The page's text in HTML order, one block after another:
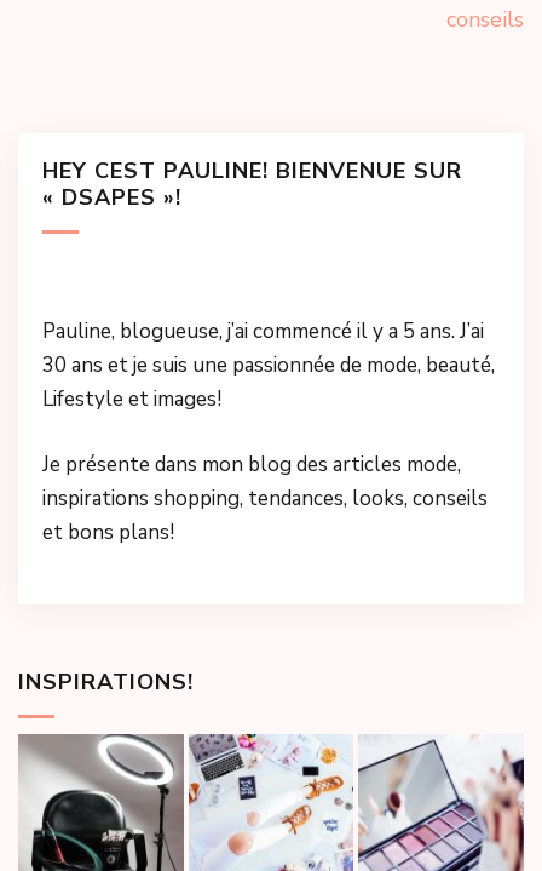
conseils
HEY CEST PAULINE! BIENVENUE SUR
« DSAPES »!
Pauline, blogueuse, j’ai commencé il y a 5 ans. J’ai
30 ans et je suis une passionnée de mode, beauté,
Lifestyle et images!
Je présente dans mon blog des articles mode,
inspirations shopping, tendances, looks, conseils
et bons plans!
INSPIRATIONS!